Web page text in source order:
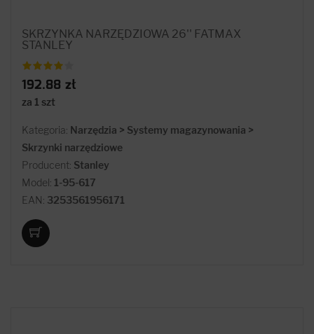
SKRZYNKA NARZĘDZIOWA 26'' FATMAX
STANLEY
192.88 zł
za 1 szt
Kategoria: Narzędzia > Systemy magazynowania >
Skrzynki narzędziowe
Producent: Stanley
Model: 1-95-617
EAN: 3253561956171